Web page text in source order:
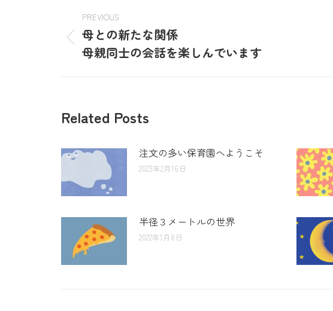
PREVIOUS
母との新たな関係
母親同士の会話を楽しんでいます
Related Posts
注文の多い保育園へようこそ
2023年2月16日
半径３メートルの世界
2022年1月8日